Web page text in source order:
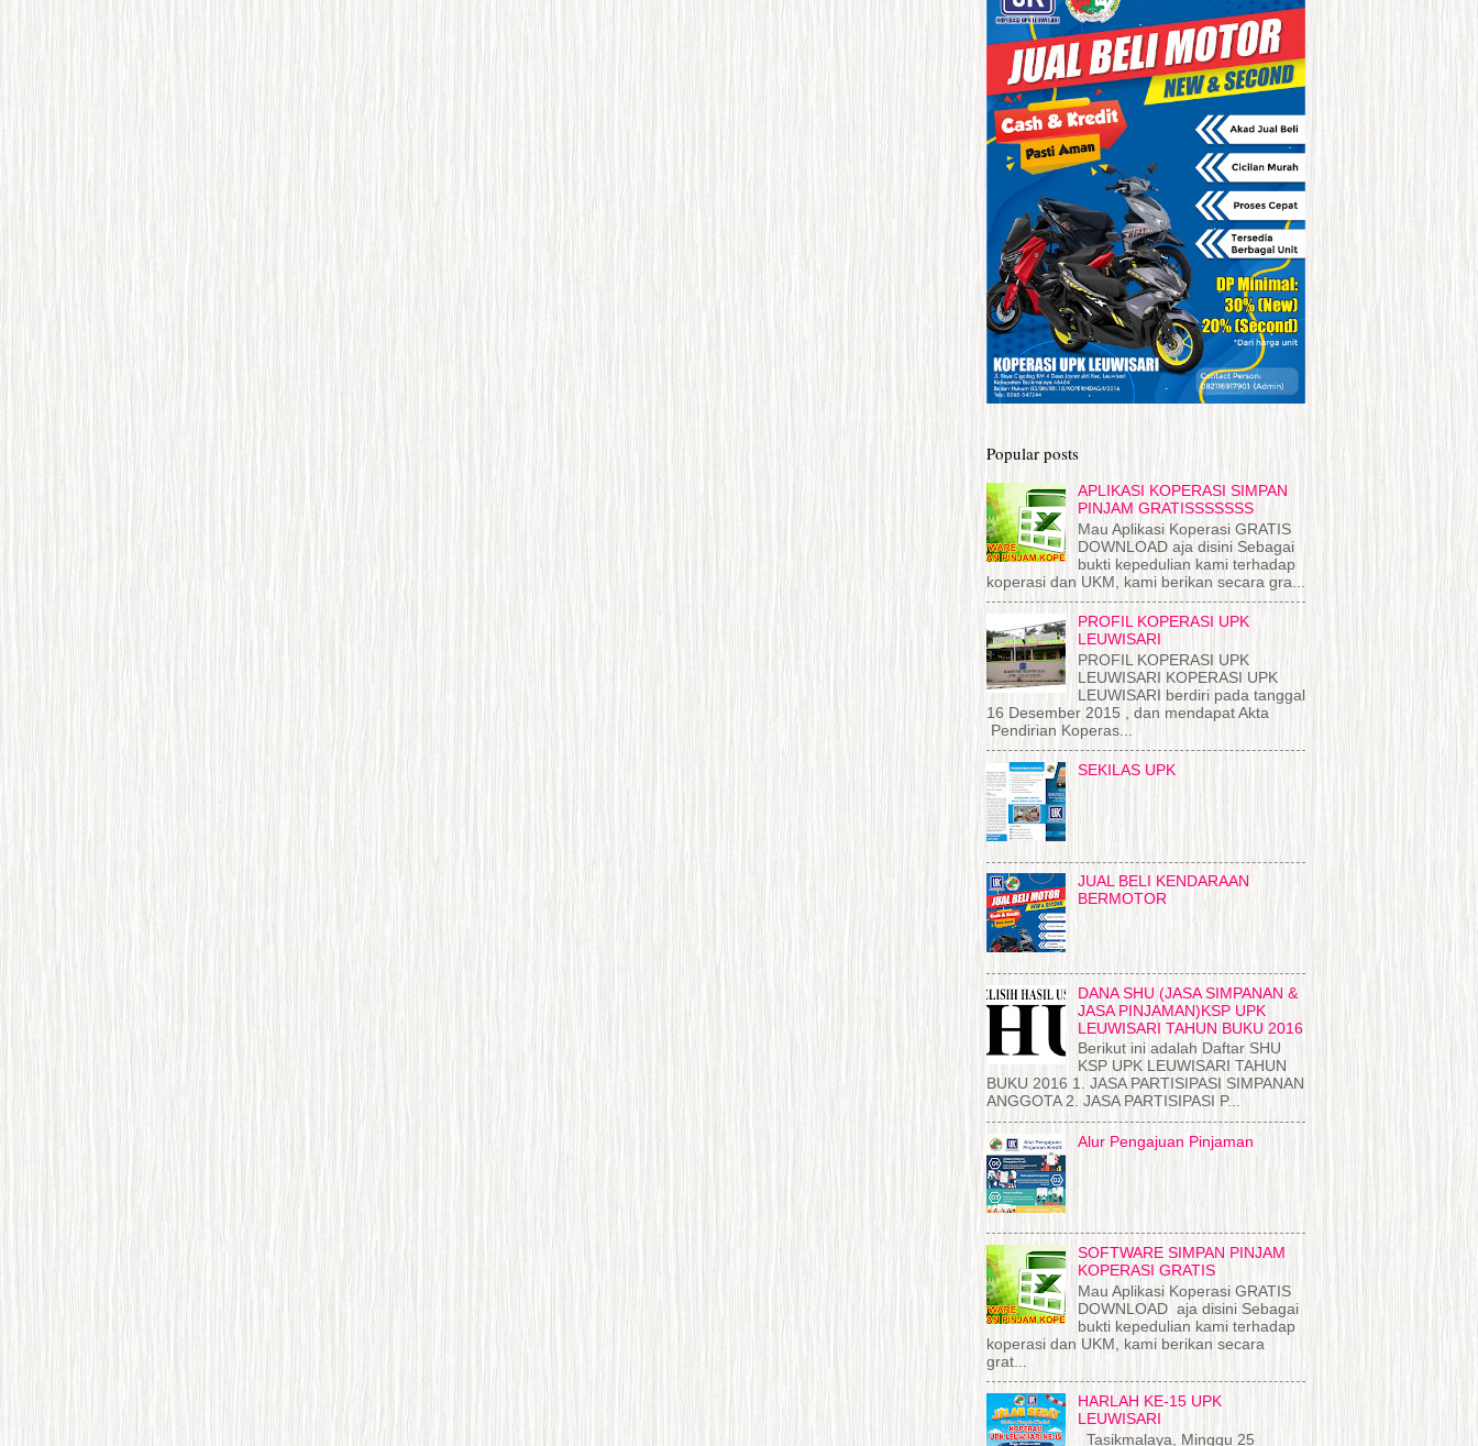
Popular posts
APLIKASI KOPERASI SIMPAN
PINJAM GRATISSSSSSS
Mau Aplikasi Koperasi GRATIS
DOWNLOAD aja disini Sebagai
bukti kepedulian kami terhadap
koperasi dan UKM, kami berikan secara gra...
PROFIL KOPERASI UPK
LEUWISARI
PROFIL KOPERASI UPK
LEUWISARI KOPERASI UPK
LEUWISARI berdiri pada tanggal
16 Desember 2015 , dan mendapat Akta
Pendirian Koperas...
SEKILAS UPK
JUAL BELI KENDARAAN
BERMOTOR
DANA SHU (JASA SIMPANAN &
JASA PINJAMAN)KSP UPK
LEUWISARI TAHUN BUKU 2016
Berikut ini adalah Daftar SHU
KSP UPK LEUWISARI TAHUN
BUKU 2016 1. JASA PARTISIPASI SIMPANAN
ANGGOTA 2. JASA PARTISIPASI P...
Alur Pengajuan Pinjaman
SOFTWARE SIMPAN PINJAM
KOPERASI GRATIS
Mau Aplikasi Koperasi GRATIS
DOWNLOAD aja disini Sebagai
bukti kepedulian kami terhadap
koperasi dan UKM, kami berikan secara
grat...
HARLAH KE-15 UPK
LEUWISARI
Tasikmalaya, Minggu 25